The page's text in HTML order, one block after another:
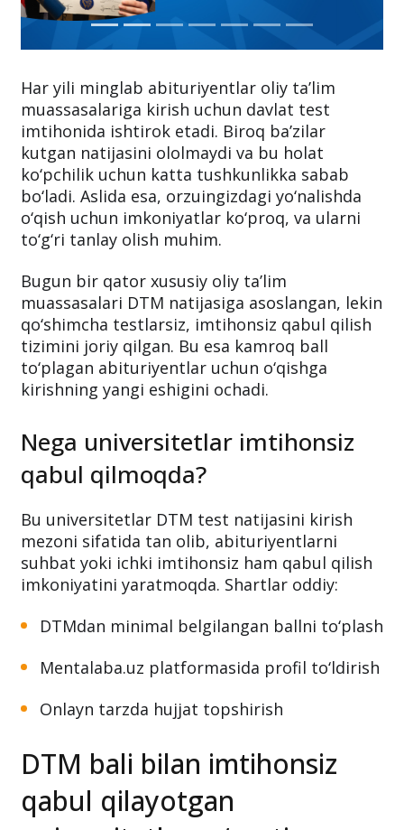
Har yili minglab abituriyentlar oliy ta’lim
muassasalariga kirish uchun davlat test
imtihonida ishtirok etadi. Biroq ba’zilar
kutgan natijasini ololmaydi va bu holat
ko‘pchilik uchun katta tushkunlikka sabab
bo‘ladi. Aslida esa, orzuingizdagi yo‘nalishda
o‘qish uchun imkoniyatlar ko‘proq, va ularni
to‘g‘ri tanlay olish muhim.
Bugun bir qator xususiy oliy ta’lim
muassasalari DTM natijasiga asoslangan, lekin
qo‘shimcha testlarsiz, imtihonsiz qabul qilish
tizimini joriy qilgan. Bu esa kamroq ball
to‘plagan abituriyentlar uchun o‘qishga
kirishning yangi eshigini ochadi.
Nega universitetlar imtihonsiz
qabul qilmoqda?
Bu universitetlar DTM test natijasini kirish
mezoni sifatida tan olib, abituriyentlarni
suhbat yoki ichki imtihonsiz ham qabul qilish
imkoniyatini yaratmoqda. Shartlar oddiy:
DTMdan minimal belgilangan ballni to‘plash
Mentalaba.uz platformasida profil to‘ldirish
Onlayn tarzda hujjat topshirish
DTM bali bilan imtihonsiz
qabul qilayotgan